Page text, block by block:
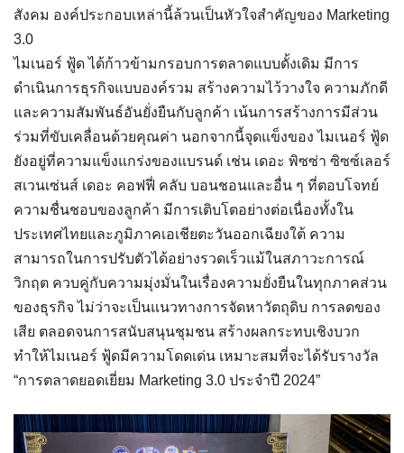
สังคม องค์ประกอบเหล่านี้ล้วนเป็นหัวใจสำคัญของ Marketing
3.0
ไมเนอร์ ฟู้ด ได้ก้าวข้ามกรอบการตลาดแบบดั้งเดิม มีการ
ดำเนินการธุรกิจแบบองค์รวม สร้างความไว้วางใจ ความภักดี
และความสัมพันธ์อันยั่งยืนกับลูกค้า เน้นการสร้างการมีส่วน
ร่วมที่ขับเคลื่อนด้วยคุณค่า นอกจากนี้จุดแข็งของ ไมเนอร์ ฟู้ด
ยังอยู่ที่ความแข็งแกร่งของแบรนด์ เช่น เดอะ พิซซ่า ซิซซ์เลอร์
สเวนเซ่นส์ เดอะ คอฟฟี่ คลับ บอนชอนและอื่น ๆ ที่ตอบโจทย์
ความชื่นชอบของลูกค้า มีการเติบโตอย่างต่อเนื่องทั้งใน
ประเทศไทยและภูมิภาคเอเชียตะวันออกเฉียงใต้ ความ
สามารถในการปรับตัวได้อย่างรวดเร็วแม้ในสภาวะการณ์
วิกฤต ควบคู่กับความมุ่งมั่นในเรื่องความยั่งยืนในทุกภาคส่วน
ของธุรกิจ ไม่ว่าจะเป็นแนวทางการจัดหาวัตถุดิบ การลดของ
เสีย ตลอดจนการสนับสนุนชุมชน สร้างผลกระทบเชิงบวก
ทำให้ไมเนอร์ ฟู้ดมีความโดดเด่น เหมาะสมที่จะได้รับรางวัล
“การตลาดยอดเยี่ยม Marketing 3.0 ประจำปี 2024”